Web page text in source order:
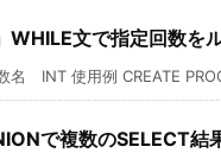
WHILE文で指定回数を
名 INT 使用例 CREATE
で複数のSELECT結